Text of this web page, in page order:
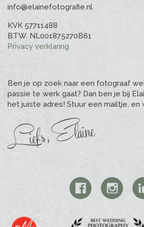
info@elainefotografie.nl
KVK 57711488
BTW. NL001875270B61
Privacy verklaring
Ben je op zoek naar een fotograaf
passie te werk gaat? Dan ben je bij
het juiste adres! Stuur een mailtje,